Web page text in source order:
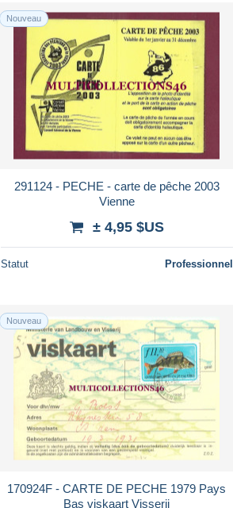
Nouveau
291124 - PECHE - carte de pêche 2003
Vienne
± 4,95 $US
Statut Professionnel
Nouveau
170924F - CARTE DE PECHE 1979 Pays
Bas viskaart Visserij